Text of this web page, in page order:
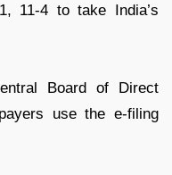
11-4 to take India’s
Board of Direct
use the e-filing